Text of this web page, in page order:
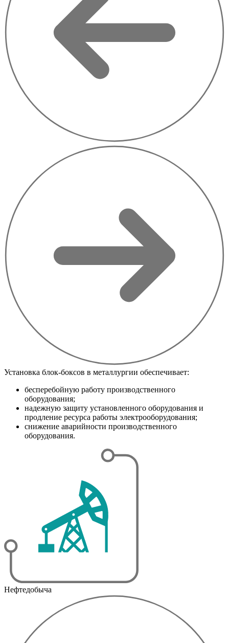
Установка блок-боксов в металлургии обеспечивает:
бесперебойную работу производственного
оборудования;
надежную защиту установленного оборудования и
продление ресурса работы электрооборудования;
снижение аварийности производственного
оборудования.
Нефтедобыча